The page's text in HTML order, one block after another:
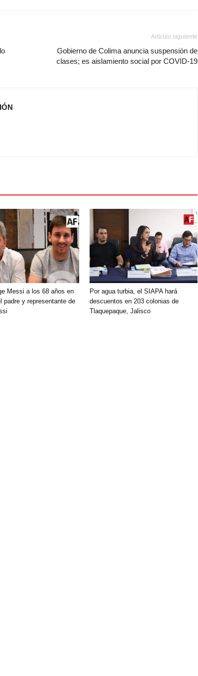
Artículo siguiente
Gobierno de Colima anuncia suspensión de
clases; es aislamiento social por COVID-19
Messi a los 68 años en
padre y representante de
Por agua turbia, el SIAPA hará
descuentos en 203 colonias de
Tlaquepaque, Jalisco